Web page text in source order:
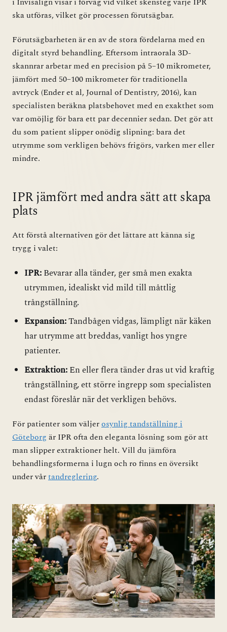
i Invisalign visar i förväg vid vilket skensteg varje IPR
ska utföras, vilket gör processen förutsägbar.
Förutsägbarheten är en av de stora fördelarna med en
digitalt styrd behandling. Eftersom intraorala 3D-
skannrar arbetar med en precision på 5–10 mikrometer,
jämfört med 50–100 mikrometer för traditionella
avtryck (Ender et al, Journal of Dentistry, 2016), kan
specialisten beräkna platsbehovet med en exakthet som
var omöjlig för bara ett par decennier sedan. Det gör att
du som patient slipper onödig slipning: bara det
utrymme som verkligen behövs frigörs, varken mer eller
mindre.
IPR jämfört med andra sätt att skapa
plats
Att förstå alternativen gör det lättare att känna sig
trygg i valet:
IPR:Bevarar alla tänder, ger små men exakta
utrymmen, idealiskt vid mild till måttlig
trångställning.
Expansion:Tandbågen vidgas, lämpligt när käken
har utrymme att breddas, vanligt hos yngre
patienter.
Extraktion:En eller flera tänder dras ut vid kraftig
trångställning, ett större ingrepp som specialisten
endast föreslår när det verkligen behövs.
För patienter som väljerosynlig tandställning i
Göteborg är IPR ofta den eleganta lösning som gör att
man slipper extraktioner helt. Vill du jämföra
behandlingsformerna i lugn och ro finns en översikt
under vårtandreglering.